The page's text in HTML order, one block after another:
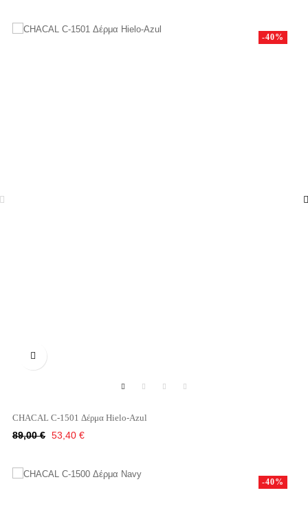

CHACAL C-1501 Δέρμα Hielo-Azul
Κανονική
89,00 €
-40%
Τιμή
53,40 €
-40%